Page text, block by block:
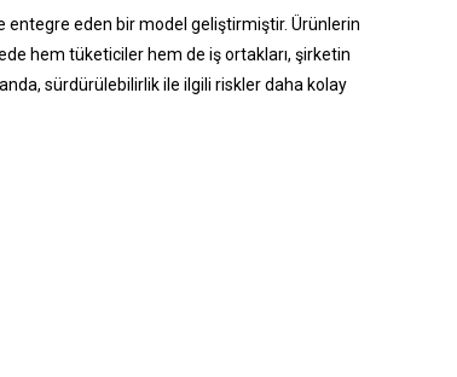
entegre eden bir model geliştirmiştir. Ürünlerin
hem tüketiciler hem de iş ortakları, şirketin
sürdürülebilirlik ile ilgili riskler daha kolay